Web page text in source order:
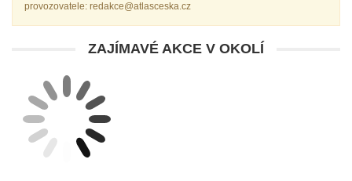
provozovatele: redakce@atlasceska.cz
ZAJÍMAVÉ AKCE V OKOLÍ